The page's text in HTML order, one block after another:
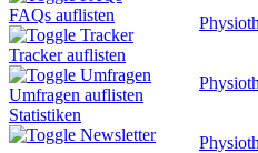
FAQs auflisten
Tracker
Tracker auflisten
Umfragen
Umfragen auflisten
Statistiken
Newsletter